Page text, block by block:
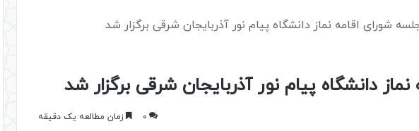
شورای اقامه نماز دانشگاه پیام نور آذربایجان شرقی برگزار شد
دانشگاه پیام نور آذربایجان شرقی برگزار شد
0 زمان مطالعه یک دقیقه